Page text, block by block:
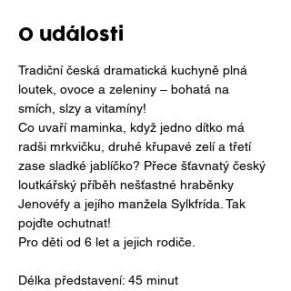
O události
Tradiční česká dramatická kuchyně plná
loutek, ovoce a zeleniny – bohatá na
smích, slzy a vitamíny!
Co uvaří maminka, když jedno dítko má
radši mrkvičku, druhé křupavé zelí a třetí
zase sladké jablíčko? Přece šťavnatý český
loutkářský příběh nešťastné hraběnky
Jenovéfy a jejího manžela Sylkfrída. Tak
pojďte ochutnat!
Délka představení: 45 minut